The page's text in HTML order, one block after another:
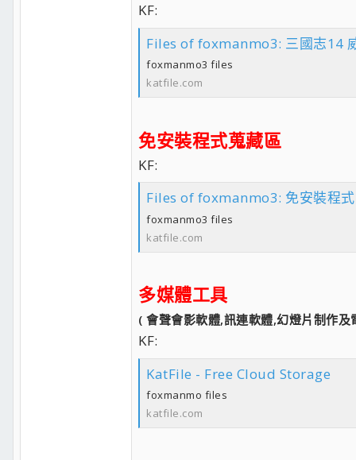
KF:
Files of foxmanmo3: 三國志14
foxmanmo3 files
katfile.com
免安裝程式蒐藏區
KF:
Files of foxmanmo3: 免安裝程
foxmanmo3 files
katfile.com
多媒體工具
( 會聲會影軟體,訊連軟體,幻燈片制作
KF:
KatFile - Free Cloud Storage
foxmanmo files
katfile.com